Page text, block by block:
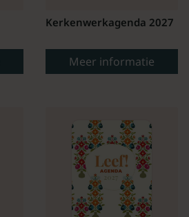
Kerkenwerkagenda 2027
Meer informatie